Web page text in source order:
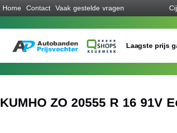
Home Contact Vaak gestelde vragen
Laagste prijs
KUMHO ZO 20555 R 16 91V